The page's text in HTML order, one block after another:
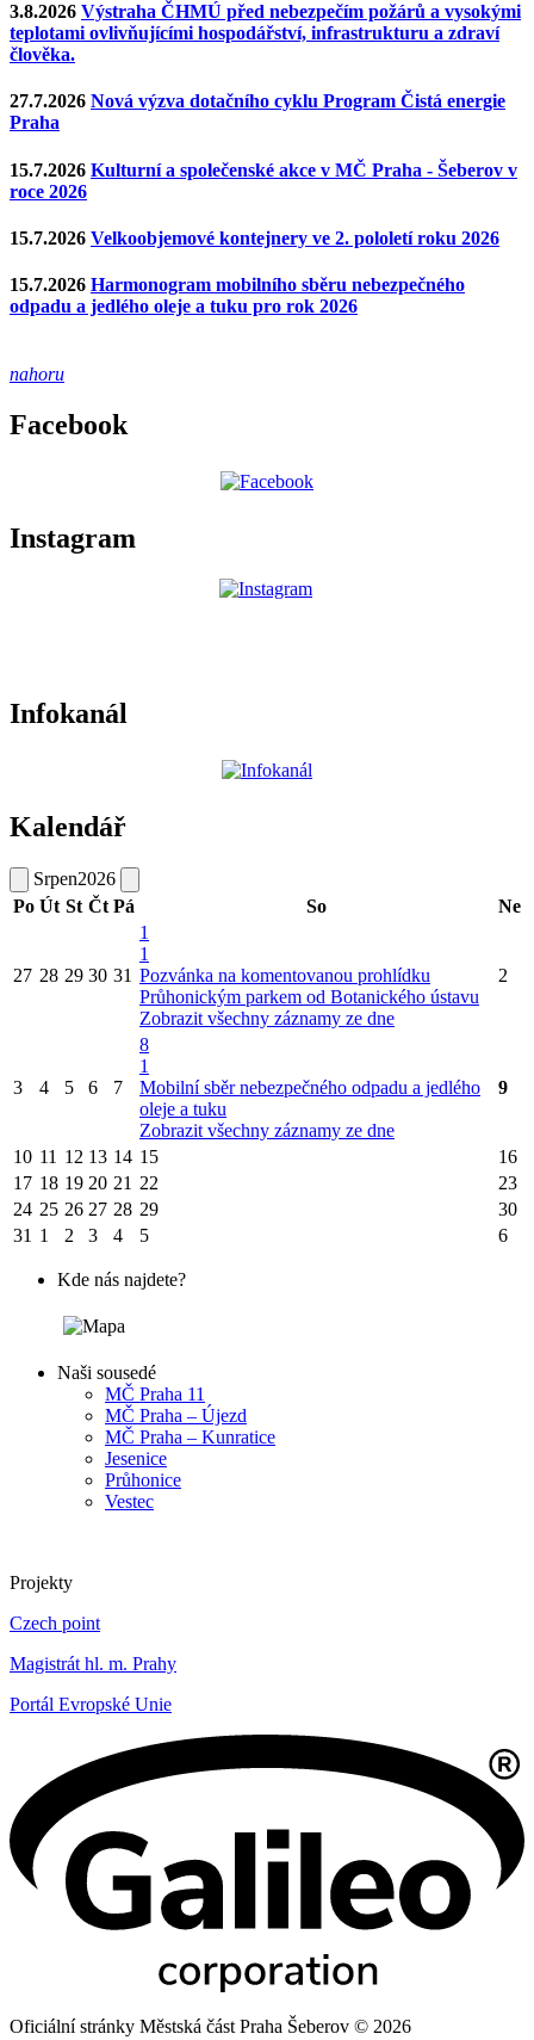
3.8.2026 Výstraha ČHMÚ před nebezpečím požárů a vysokými
teplotami ovlivňujícími hospodářství, infrastrukturu a zdraví
člověka.
27.7.2026 Nová výzva dotačního cyklu Program Čistá energie
Praha
15.7.2026 Kulturní a společenské akce v MČ Praha - Šeberov v
roce 2026
15.7.2026 Velkoobjemové kontejnery ve 2. pololetí roku 2026
15.7.2026 Harmonogram mobilního sběru nebezpečného
odpadu a jedlého oleje a tuku pro rok 2026
nahoru
Facebook
Instagram
Infokanál
Kalendář
Srpen2026
Po Út St Čt Pá So Ne
27 28 29 30 31
1
1
Pozvánka na komentovanou prohlídku
Průhonickým parkem od Botanického ústavu
Zobrazit všechny záznamy ze dne
2
3 4 5 6 7
8
1
Mobilní sběr nebezpečného odpadu a jedlého
oleje a tuku
Zobrazit všechny záznamy ze dne
9
10 11 12 13 14 15
16
17 18 19 20 21 22
23
24 25 26 27 28 29
30
31 1 2 3 4 5 6
Kde nás najdete?
Naši sousedé
MČ Praha 11
MČ Praha – Újezd
MČ Praha – Kunratice
Jesenice
Průhonice
Vestec
Projekty
Czech point
Magistrát hl. m. Prahy
Portál Evropské Unie
Oficiální stránky Městská část Praha Šeberov © 2026